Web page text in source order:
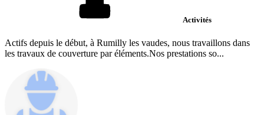
Activités
Actifs depuis le début, à Rumilly les vaudes, nous travaillons dans
les travaux de couverture par éléments.Nos prestations so...